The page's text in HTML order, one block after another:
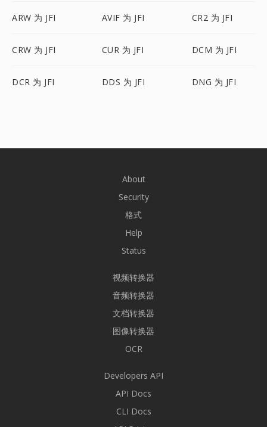
ARW 为 JFI AVIF 为 JFI CR2 为 JFI
CRW 为 JFI CUR 为 JFI DCM 为 JFI
DCR 为 JFI DDS 为 JFI DNG 为 JFI
About
Security
格式
Help
Status
视频转换器
音频转换器
文档转换器
图像转换器
OCR
Developers API
API Docs
CLI Docs